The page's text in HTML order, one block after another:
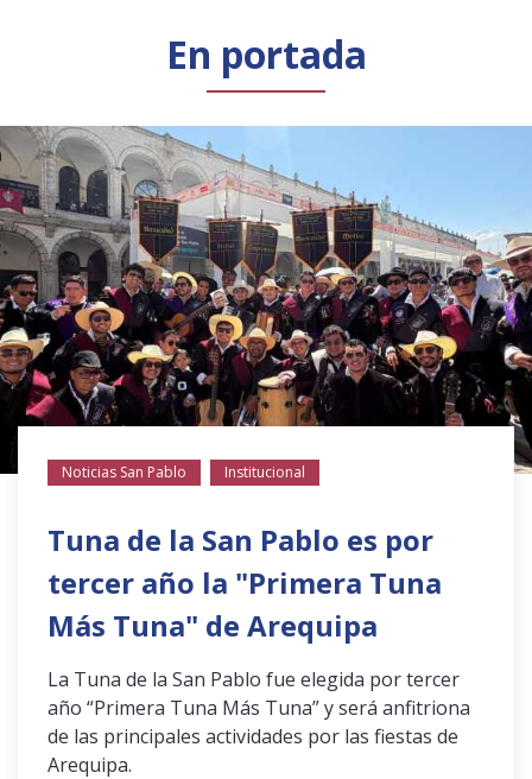
En portada
Noticias San Pablo Institucional
Tuna de la San Pablo es por
tercer año la "Primera Tuna
Más Tuna" de Arequipa
La Tuna de la San Pablo fue elegida por tercer
año “Primera Tuna Más Tuna” y será anfitriona
de las principales actividades por las fiestas de
Arequipa.